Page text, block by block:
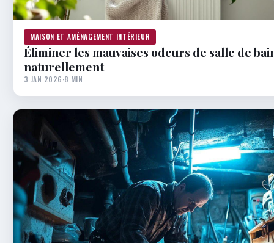
MAISON ET AMÉNAGEMENT INTÉRIEUR
Éliminer les mauvaises odeurs de salle de
naturellement
3 JAN 2026·8 MIN